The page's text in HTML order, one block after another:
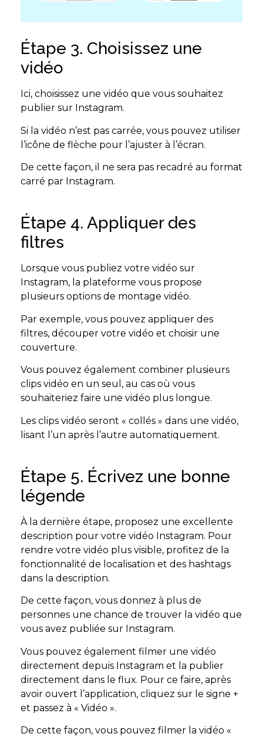
Étape 3. Choisissez une
vidéo
Ici, choisissez une vidéo que vous souhaitez
publier sur Instagram.
Si la vidéo n’est pas carrée, vous pouvez utiliser
l’icône de flèche pour l’ajuster à l’écran.
De cette façon, il ne sera pas recadré au format
carré par Instagram.
Étape 4. Appliquer des
filtres
Lorsque vous publiez votre vidéo sur
Instagram, la plateforme vous propose
plusieurs options de montage vidéo.
Par exemple, vous pouvez appliquer des
filtres, découper votre vidéo et choisir une
couverture.
Vous pouvez également combiner plusieurs
clips vidéo en un seul, au cas où vous
souhaiteriez faire une vidéo plus longue.
Les clips vidéo seront « collés » dans une vidéo,
lisant l’un après l’autre automatiquement.
Étape 5. Écrivez une bonne
légende
À la dernière étape, proposez une excellente
description pour votre vidéo Instagram. Pour
rendre votre vidéo plus visible, profitez de la
fonctionnalité de localisation et des hashtags
dans la description.
De cette façon, vous donnez à plus de
personnes une chance de trouver la vidéo que
vous avez publiée sur Instagram.
Vous pouvez également filmer une vidéo
directement depuis Instagram et la publier
directement dans le flux. Pour ce faire, après
avoir ouvert l’application, cliquez sur le signe +
et passez à « Vidéo ».
De cette façon, vous pouvez filmer la vidéo «